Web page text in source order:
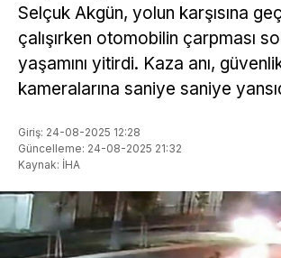
Selçuk Akgün, yolun karşısına
çalışırken otomobilin çarpması
yaşamını yitirdi. Kaza anı,
kameralarına saniye saniye
Giriş: 24-08-2025 12:28
Güncelleme: 24-08-2025 21:32
Kaynak: İHA